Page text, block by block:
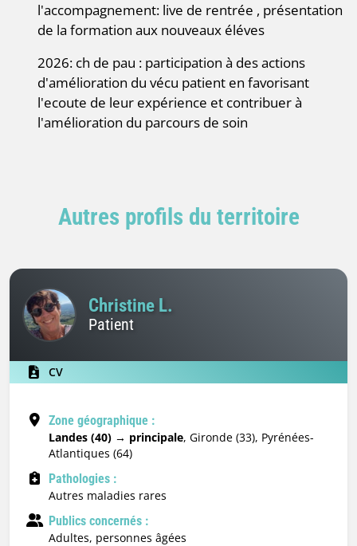
l'accompagnement: live de rentrée , présentation
de la formation aux nouveaux éléves
2026: ch de pau : participation à des actions
d'amélioration du vécu patient en favorisant
l'ecoute de leur expérience et contribuer à
l'amélioration du parcours de soin
Autres profils du territoire
Christine L.
Patient
CV
Zone géographique :
Landes (40) → principale, Gironde (33), Pyrénées-
Atlantiques (64)
Pathologies :
Autres maladies rares
Publics concernés :
adultes, personnes âgées